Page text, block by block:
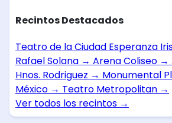
Recintos Destacados
Teatro de la Ciudad Esperanza
Rafael Solana → Arena Coliseo →
Hnos. Rodriguez → Monumental
México → Teatro Metropolitan →
Ver todos los recintos →